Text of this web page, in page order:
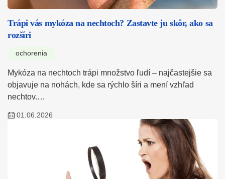
Trápi vás mykóza na nechtoch? Zastavte ju skôr, ako sa
rozšíri
ochorenia
Mykóza na nechtoch trápi množstvo ľudí – najčastejšie sa
objavuje na nohách, kde sa rýchlo šíri a mení vzhľad
nechtov.…
01.06.2026